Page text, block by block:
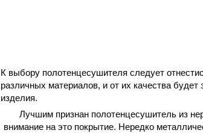
К выбору полотенцесушителя следует
различных материалов, и от их качества будет
изделия.
Лучшим признан полотенцесушитель из
внимание на это покрытие. Нередко